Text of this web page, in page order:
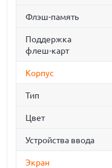
Флэш-память
Поддержка
флеш-карт
Корпус
Тип
Цвет
Устройства ввода
Экран